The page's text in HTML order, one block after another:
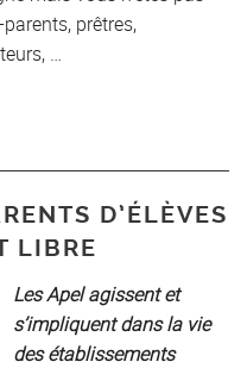
prêtres,
…
D’ÉLÈVES
LIBRE
Les Apel agissent et
s’impliquent dans la vie
des établissements